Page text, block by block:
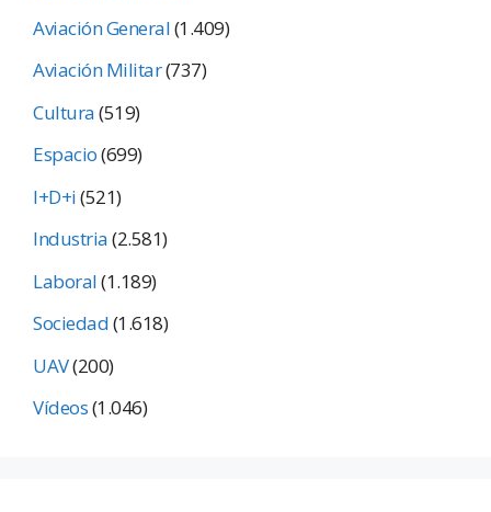
Aviación General(1.409)
Aviación Militar(737)
Cultura(519)
Espacio(699)
I+D+i(521)
Industria(2.581)
Laboral(1.189)
Sociedad(1.618)
UAV(200)
Vídeos(1.046)